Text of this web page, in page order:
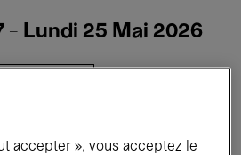
- Lundi 25 Mai 2026
Concerts
accepter », vous acceptez le